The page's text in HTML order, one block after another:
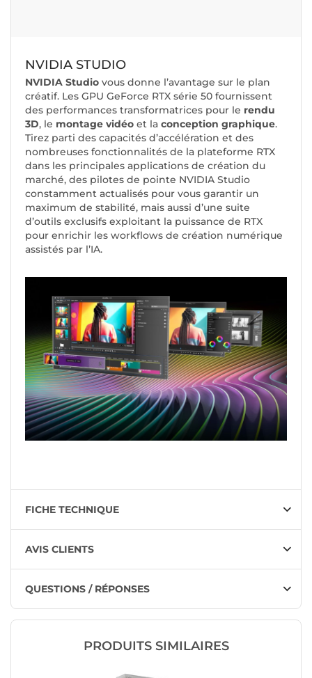
NVIDIA STUDIO
NVIDIA Studio vous donne l’avantage sur le plan
créatif. Les GPU GeForce RTX série 50 fournissent
des performances transformatrices pour le rendu
3D, le montage vidéo et la conception graphique.
Tirez parti des capacités d’accélération et des
nombreuses fonctionnalités de la plateforme RTX
dans les principales applications de création du
marché, des pilotes de pointe NVIDIA Studio
constamment actualisés pour vous garantir un
maximum de stabilité, mais aussi d’une suite
d’outils exclusifs exploitant la puissance de RTX
pour enrichir les workflows de création numérique
assistés par l’IA.
FICHE TECHNIQUE
AVIS CLIENTS
QUESTIONS / RÉPONSES
PRODUITS SIMILAIRES